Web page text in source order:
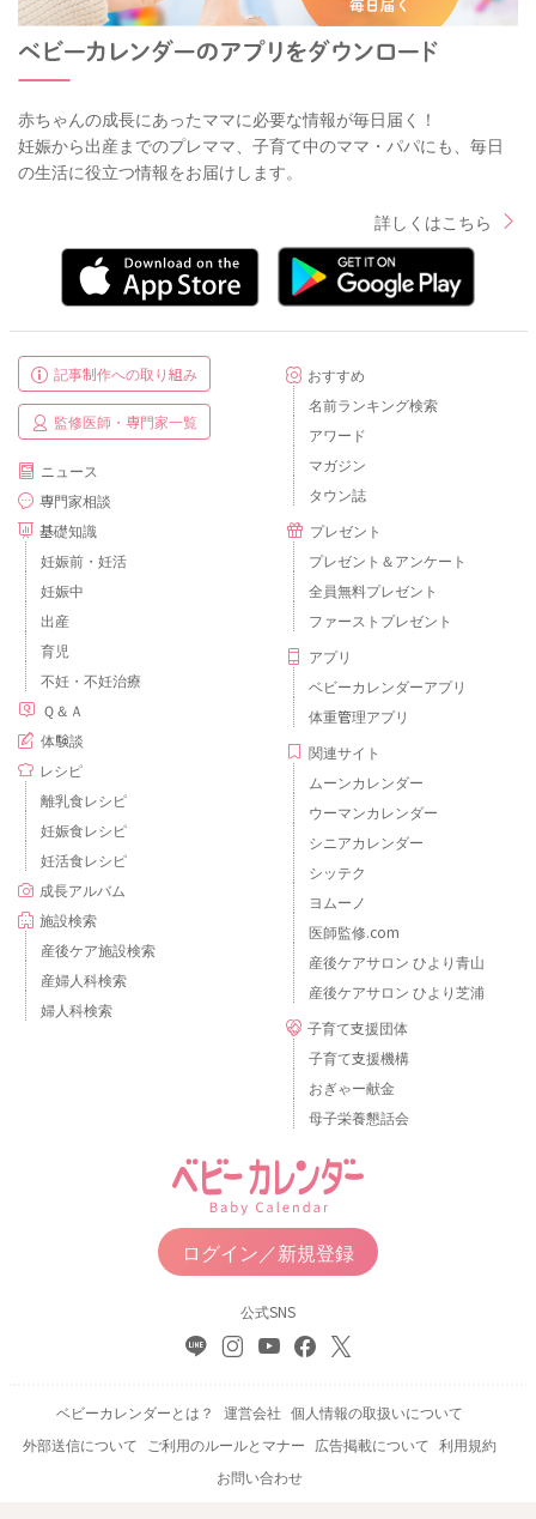
赤ちゃんの成長にあったママに必要な情報が毎日届く！
妊娠から出産までのプレママ、子育て中のママ・パパにも、毎日
の生活に役立つ情報をお届けします。
詳しくはこちら
記事制作への取り組み
監修医師・専門家一覧
ニュース
専門家相談
基礎知識
妊娠前・妊活
妊娠中
出産
育児
不妊・不妊治療
Ｑ＆Ａ
体験談
レシピ
離乳食レシピ
妊娠食レシピ
妊活食レシピ
成長アルバム
施設検索
産後ケア施設検索
産婦人科検索
婦人科検索
おすすめ
名前ランキング検索
アワード
マガジン
タウン誌
プレゼント
プレゼント＆アンケート
全員無料プレゼント
ファーストプレゼント
アプリ
ベビーカレンダーアプリ
体重管理アプリ
関連サイト
ムーンカレンダー
ウーマンカレンダー
シニアカレンダー
シッテク
ヨムーノ
医師監修.com
産後ケアサロン ひより青山
産後ケアサロン ひより芝浦
子育て支援団体
子育て支援機構
おぎゃー献金
母子栄養懇話会
ログイン／新規登録
公式SNS
ベビーカレンダーとは？ 運営会社 個人情報の取扱いについて
外部送信について
ご利用のルールとマナー 広告掲載について 利用規約
お問い合わせ